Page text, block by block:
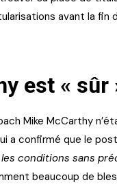
avant la fin
est « sûr
Mike McCarthy
a confirmé que le
les conditions sans
beaucoup de